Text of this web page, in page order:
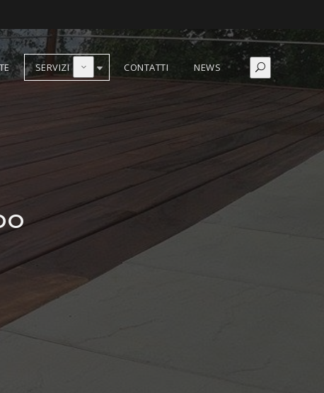
SERVIZI CONTATTI NEWS